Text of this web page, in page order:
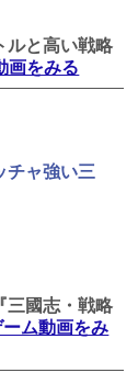
ルと高い戦略
画をみる
チャ強い三
三國志・戦略
ーム動画をみ